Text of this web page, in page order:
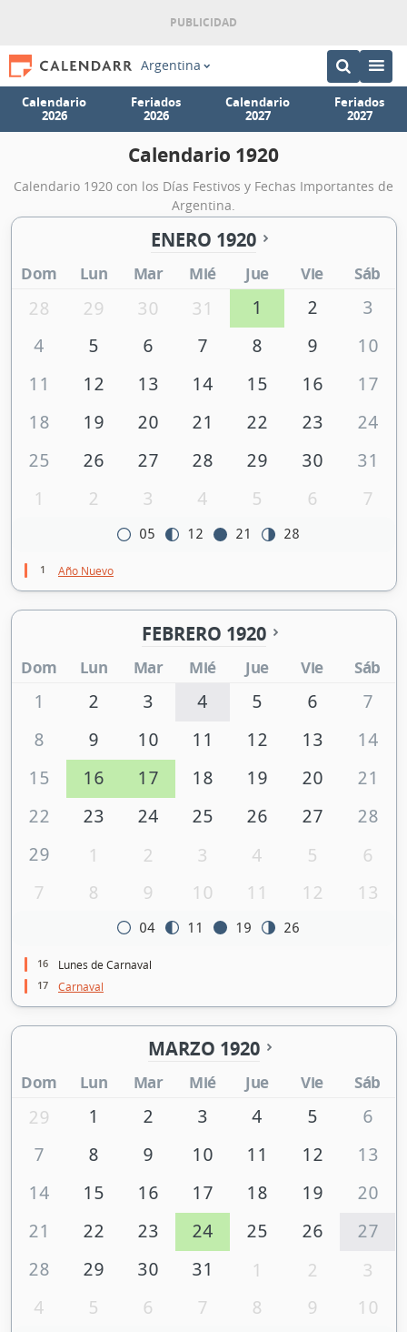
Argentina
Calendario
2026
Feriados
2026
Calendario
2027
Feriados
2027
Calendario 1920
Calendario 1920 con los Días Festivos y Fechas Importantes de
Argentina.
ENERO 1920
Dom Lun Mar Mié Jue Vie Sáb
28 29 30 31 1 2
3
4
5 6 7 8 9
10
11
12 13 14 15 16
17
18
19 20 21 22 23
24
25
26 27 28 29 30
31
1
2 3 4 5 6 7
05 12 21 28
1 Año Nuevo
FEBRERO 1920
Dom Lun Mar Mié Jue Vie Sáb
1 2 3 4 5 6
7
8
9 10 11 12 13
14
15
16 17 18 19 20
21
22
23 24 25 26 27
28
29
1 2 3 4 5
6
7
8 9 10 11 12 13
04 11 19 26
16 Lunes de Carnaval
17 Carnaval
MARZO 1920
Dom Lun Mar Mié Jue Vie Sáb
29 1 2 3 4 5
6
7
8 9 10 11 12
13
14
15 16 17 18 19
20
21
22 23 24 25 26
27
28
29 30 31 1 2
3
4
5 6 7 8 9 10